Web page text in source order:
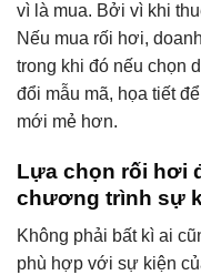
vì là mua. Bởi vì khi
Nếu mua rối hơi,
trong khi đó nếu chọn
đổi mẫu mã, họa tiết
mới mẻ hơn.
Lựa chọn rối hơi
chương trình sự
Không phải bất kì ai
phù hợp với sự kiện